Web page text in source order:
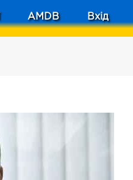
AMDB Вхід